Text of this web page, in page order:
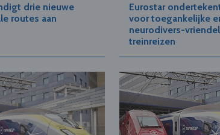
drie nieuwe
routes aan
Eurostar
voor toegankelijke
neurodivers-
treinreizen